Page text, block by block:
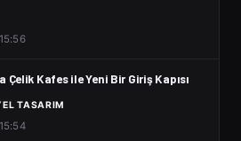
Çelik Kafes ile Yeni Bir Giriş Kapısı
TASARIM